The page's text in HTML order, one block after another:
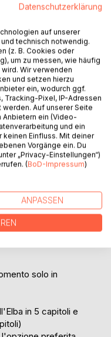
Albrecht", analizzati
sistematica: 40 giri
possono essere
molto flessibile,
tra loro diversi
di una traccia GPS
ogni momento.
app di
pagine:
tutti con profili
solo in
in 5 capitoli e
Datenschutzerklärung
auf unserer
technisch notwendig.
(z. B. Cookies oder
um zu messen, wie häufig
Wir verwenden
und setzen hierzu
ein, wodurch ggf.
Tracking-Pixel, IP-Adressen
Auf unserer Seite
Anbietern ein (Video-
und ein
Einfluss. Mit deiner
Vorgänge ein. Du
„Privacy-Einstellungen“)
(BoD-Impressum)
ANPASSEN